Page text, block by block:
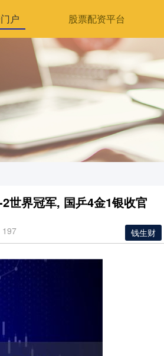
户 股票配资平台
界冠军, 国乒4金1银收官
钱生财
197